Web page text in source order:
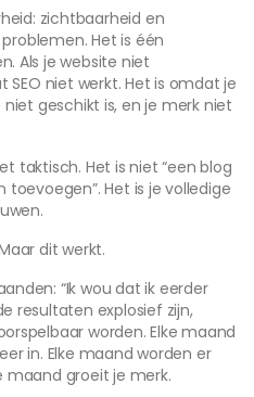
zichtbaarheid en
Het is één
Als je website niet
niet werkt. Het is omdat je
geschikt is, en je merk niet
taktisch. Het is niet “een blog
toevoegen”. Het is je volledige
dit werkt.
“Ik wou dat ik eerder
resultaten explosief zijn,
worden. Elke maand
in. Elke maand worden er
maand groeit je merk.